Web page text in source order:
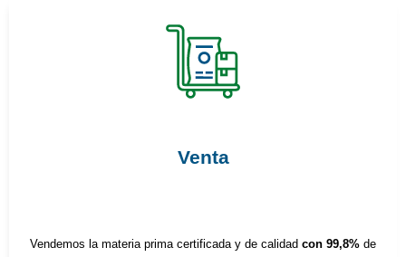
Venta
Vendemos la materia prima certificada y de calidad con 99,8% de